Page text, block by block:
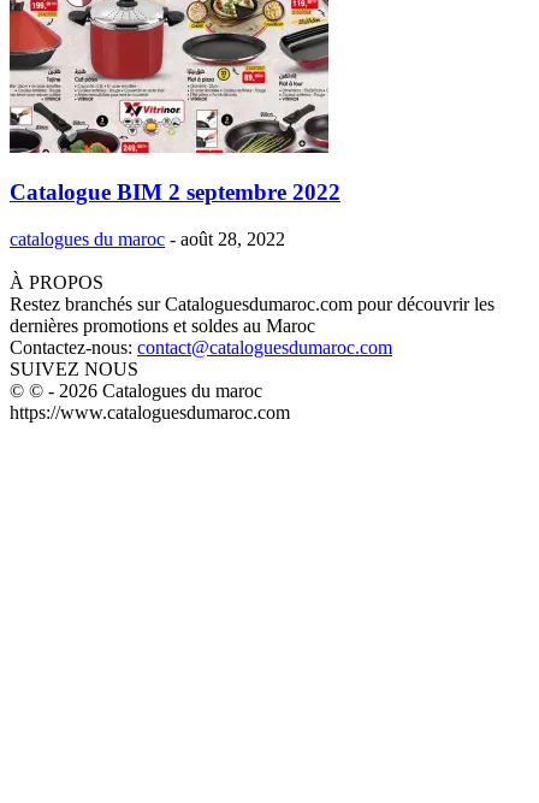
Catalogue BIM 2 septembre 2022
catalogues du maroc - août 28, 2022
À PROPOS
Restez branchés sur Cataloguesdumaroc.com pour découvrir les
dernières promotions et soldes au Maroc
Contactez-nous: contact@cataloguesdumaroc.com
SUIVEZ NOUS
© © - 2026 Catalogues du maroc
https://www.cataloguesdumaroc.com